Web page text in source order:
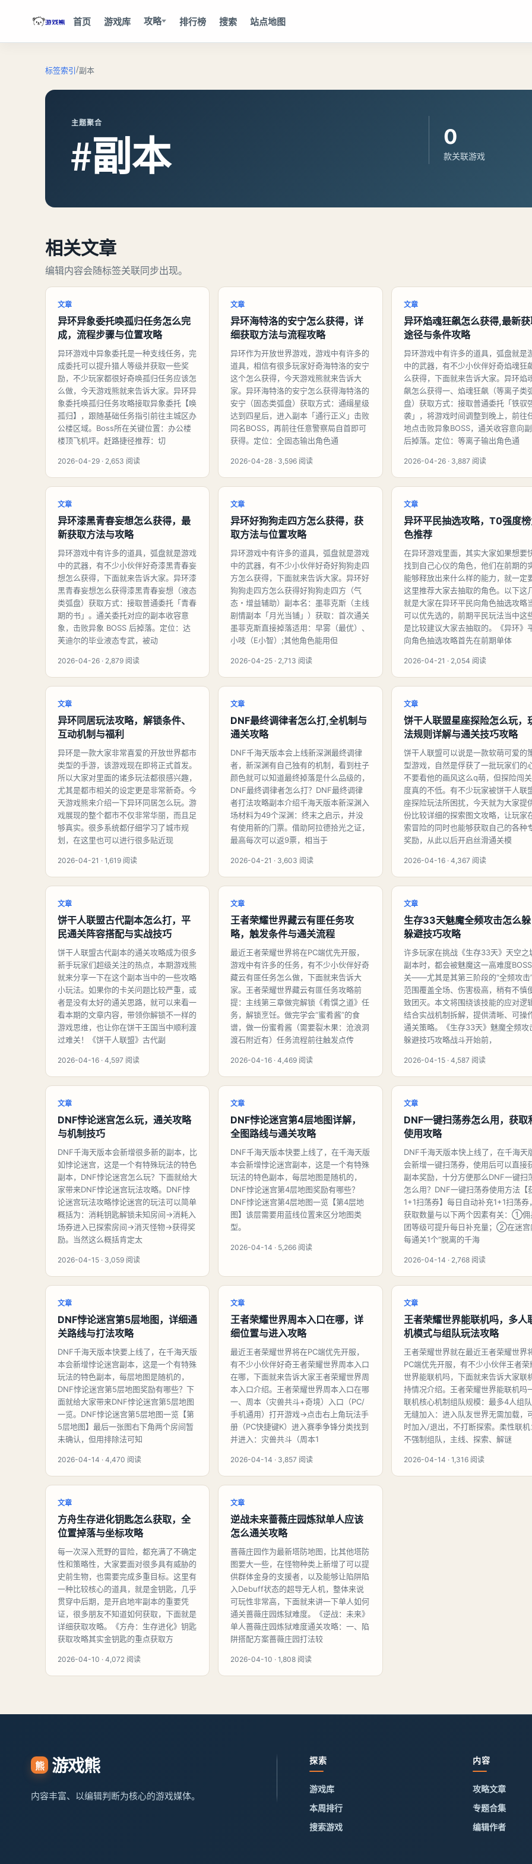
首页 游戏库 攻略 排行榜 搜索 站点地图
标签索引/副本
主题聚合
#副本 0
款关联游戏
相关文章
编辑内容会随标签关联同步出现。
文章
异环异象委托唤孤归任务怎么完
成，流程步骤与位置攻略
异环游戏中异象委托是一种支线任务，完
成委托可以提升猎人等级并获取一些奖
励，不少玩家都很好奇唤孤归任务应该怎
么做，今天游戏熊就来告诉大家。异环异
象委托唤孤归任务攻略接取异象委托【唤
孤归】，跟随基础任务指引前往主城区办
公楼区域。Boss所在关键位置：办公楼
楼顶飞机坪。赶路捷径推荐：切
2026-04-29 · 2,653 阅读
文章
异环海特洛的安宁怎么获得，详
细获取方法与流程攻略
异环作为开放世界游戏，游戏中有许多的
道具，相信有很多玩家好奇海特洛的安宁
这个怎么获得，今天游戏熊就来告诉大
家。异环海特洛的安宁怎么获得海特洛的
安宁（固态类弧盘）获取方式：通缉星级
达到四星后，进入副本「通行正义」击败
同名BOSS，再前往任意警察局自首即可
获得。定位：全固态输出角色通
2026-04-28 · 3,596 阅读
文章
异环焰魂狂飙怎么获得,最新
途径与条件攻略
异环游戏中有许多的道具，弧盘就是
中的武器，有不少小伙伴好奇焰魂狂
么获得，下面就来告诉大家。异环焰
飙怎么获得一、焰魂狂飙（等离子类
盘）获取方式：接取普通委托「铁驭
袭」，将游戏时间调整到晚上，前往
地点击败异象BOSS，通关收容意向
后掉落。定位：等离子输出角色通
2026-04-26 · 3,887 阅读
文章
异环漆黑青春妄想怎么获得，最
新获取方法与攻略
异环游戏中有许多的道具，弧盘就是游戏
中的武器，有不少小伙伴好奇漆黑青春妄
想怎么获得，下面就来告诉大家。异环漆
黑青春妄想怎么获得漆黑青春妄想（液态
类弧盘）获取方式：接取普通委托「青春
期的书」。通关委托对应的副本收容意
象，击败异象 BOSS 后掉落。定位：达
芙迪尔的毕业液态专武，被动
2026-04-26 · 2,879 阅读
文章
异环好狗狗走四方怎么获得，获
取方法与位置攻略
异环游戏中有许多的道具，弧盘就是游戏
中的武器，有不少小伙伴好奇好狗狗走四
方怎么获得，下面就来告诉大家。异环好
狗狗走四方怎么获得好狗狗走四方（气
态・增益辅助）副本名：墨菲克斯（主线
剧情副本「月光当铺」）获取：首次通关
墨菲克斯直接掉落适用：早雾（最优）、
小吱（E小智）;其他角色能用但
2026-04-25 · 2,713 阅读
文章
异环平民抽选攻略，T0强度
色推荐
在异环游戏里面，其实大家如果想要
找到自己心仪的角色，他们在前期的
能够释放出来什么样的能力，就一定
这里推荐大家去抽取的角色。以下这
就是大家在异环平民向角色抽选攻略
可以优先选的，前期平民玩法当中这
是比较建议大家去抽取的。《异环》
向角色抽选攻略首先在前期单体
2026-04-21 · 2,054 阅读
文章
异环同居玩法攻略，解锁条件、
互动机制与福利
异环是一款大家非常喜爱的开放世界都市
类型的手游，该游戏现在即将正式首发。
所以大家对里面的诸多玩法都很感兴趣，
尤其是都市相关的设定更是非常新奇。今
天游戏熊来介绍一下异环同居怎么玩。游
戏展现的整个都市不仅非常华丽，而且足
够真实。很多系统都仔细学习了城市规
划，在这里也可以进行很多贴近现
2026-04-21 · 1,619 阅读
文章
DNF最终调律者怎么打,全机制与
通关攻略
DNF千海天版本会上线新深渊最终调律
者，新深渊有自己独有的机制，看到柱子
颜色就可以知道最终掉落是什么品级的，
DNF最终调律者怎么打？DNF最终调律
者打法攻略副本介绍千海天版本新深渊入
场材料为49个深渊：终末之启示，并没
有使用新的门票。借助阿拉德拾光之证，
最高每次可以返9票，相当于
2026-04-21 · 3,603 阅读
文章
饼干人联盟星座探险怎么玩，
法规则详解与通关技巧攻略
饼干人联盟可以说是一款软萌可爱的
型游戏，自然是俘获了一批玩家们的心
不要看他的画风这么q萌，但探险闯
度真的不低。有不少玩家被饼干人联
座探险玩法所困扰，今天就为大家提
份比较详细的探索图文攻略，让玩家
索冒险的同时也能够获取自己的各种
奖励，从此以后开启丝滑通关模
2026-04-16 · 4,367 阅读
文章
饼干人联盟古代副本怎么打，平
民通关阵容搭配与实战技巧
饼干人联盟古代副本的通关攻略成为很多
新手玩家们超级关注的热点，本期游戏熊
就来分享一下在这个副本当中的一些攻略
小玩法。如果你的卡关问题比较严重，或
者是没有太好的通关思路，就可以来看一
看本期的文章内容，带领你解锁不一样的
游戏思维，也让你在饼干王国当中顺利渡
过难关！《饼干人联盟》古代副
2026-04-16 · 4,597 阅读
文章
王者荣耀世界藏云有匪任务攻
略，触发条件与通关流程
最近王者荣耀世界将在PC端优先开服，
游戏中有许多的任务，有不少小伙伴好奇
藏云有匪任务怎么做，下面就来告诉大
家。王者荣耀世界藏云有匪任务攻略前
提：主线第三章做完解锁《肴馔之道》任
务，解锁烹饪。做完学会“蜜肴酱”的食
谱，做一份蜜肴酱（需要裂木果：沧浪洞
渡石附近有）任务流程前往触发点传
2026-04-16 · 4,469 阅读
文章
生存33天魅魔全频攻击怎么躲
躲避技巧攻略
许多玩家在挑战《生存33天》天空之
副本时，都会被魅魔这一高难度
关——尤其是其第三阶段的“全频攻击”
范围覆盖全场、伤害极高，稍有不慎
致团灭。本文将围绕该技能的应对逻辑
结合实战机制拆解，提供清晰、可操
通关策略。《生存33天》魅魔全频攻
躲避技巧攻略战斗开始前，
2026-04-15 · 4,587 阅读
文章
DNF悖论迷宫怎么玩，通关攻略
与机制技巧
DNF千海天版本会新增很多新的副本，比
如悖论迷宫，这是一个有特殊玩法的特色
副本，DNF悖论迷宫怎么玩？下面就给大
家带来DNF悖论迷宫玩法攻略。DNF悖
论迷宫玩法攻略悖论迷宫的玩法可以简单
概括为：消耗钥匙解锁未知房间→消耗入
场券进入已探索房间→消灭怪物→获得奖
励。当然这么概括肯定太
2026-04-15 · 3,059 阅读
文章
DNF悖论迷宫第4层地图详解，
全图路线与通关攻略
DNF千海天版本快要上线了，在千海天版
本会新增悖论迷宫副本，这是一个有特殊
玩法的特色副本，每层地图是随机的，
DNF悖论迷宫第4层地图奖励有哪些？
DNF悖论迷宫第4层地图一览【第4层地
图】该层需要用蓝线位置来区分地图类
型。
2026-04-14 · 5,266 阅读
文章
DNF一键扫荡券怎么用，获取
使用攻略
DNF千海天版本快上线了，在千海天
会新增一键扫荡券，使用后可以直接
副本奖励，十分方便那么DNF一键扫
怎么用？DNF一键扫荡券使用方法【
1+1扫荡券】每日自动补充1+1扫荡券，
获取数量与以下两个因素有关：①佣
团等级可提升每日补充量；②在迷宫
每通关1个“脱离的千海
2026-04-14 · 2,768 阅读
文章
DNF悖论迷宫第5层地图，详细通
关路线与打法攻略
DNF千海天版本快要上线了，在千海天版
本会新增悖论迷宫副本，这是一个有特殊
玩法的特色副本，每层地图是随机的，
DNF悖论迷宫第5层地图奖励有哪些？下
面就给大家带来DNF悖论迷宫第5层地图
一览。DNF悖论迷宫第5层地图一览【第
5层地图】最后一张图右下角两个房间暂
未确认，但用排除法可知
2026-04-14 · 4,470 阅读
文章
王者荣耀世界周本入口在哪，详
细位置与进入攻略
最近王者荣耀世界将在PC端优先开服，
有不少小伙伴好奇王者荣耀世界周本入口
在哪，下面就来告诉大家王者荣耀世界周
本入口介绍。王者荣耀世界周本入口在哪
一、周本（灾兽共斗+奇境）入口（PC/
手机通用）打开游戏→点击右上角玩法手
册（PC快捷键K）进入赛季争锋分类找到
并进入：灾兽共斗（周本1
2026-04-14 · 3,857 阅读
文章
王者荣耀世界能联机吗，多人
机模式与组队玩法攻略
王者荣耀世界就在最近王者荣耀世界
PC端优先开服，有不少小伙伴王者荣
世界能联机吗，下面就来告诉大家联
持情况介绍。王者荣耀世界能联机吗一
联机核心机制组队规模：最多4人组队
无缝加入：进入队友世界无需加载，
时加入/退出，不打断探索。柔性联机
不强制组队，主线、探索、解谜
2026-04-14 · 1,316 阅读
文章
方舟生存进化钥匙怎么获取，全
位置掉落与坐标攻略
每一次深入荒野的冒险，都充满了不确定
性和策略性，大家要面对很多具有威胁的
史前生物，也需要完成多重目标。这里有
一种比较核心的道具，就是金钥匙，几乎
贯穿中后期，是开启地牢副本的重要凭
证，很多朋友不知道如何获取，下面就是
详细获取攻略。《方舟：生存进化》钥匙
获取攻略其实金钥匙的重点获取方
2026-04-10 · 4,072 阅读
文章
逆战未来蔷薇庄园炼狱单人应该
怎么通关攻略
蔷薇庄园作为最新塔防地图，比其他塔防
图要大一些，在怪物种类上新增了可以提
供群体金身的支援者，以及能够让陷阱陷
入Debuff状态的超导无人机，整体来说
可玩性非常高，下面就来讲一下单人如何
通关蔷薇庄园炼狱难度。《逆战：未来》
单人蔷薇庄园炼狱难度通关攻略：一、陷
阱搭配方案蔷薇庄园打法较
2026-04-10 · 1,808 阅读
熊 游戏熊
内容丰富、以编辑判断为核心的游戏媒体。
探索
游戏库
本周排行
搜索游戏
内容
攻略文章
专题合集
编辑作者